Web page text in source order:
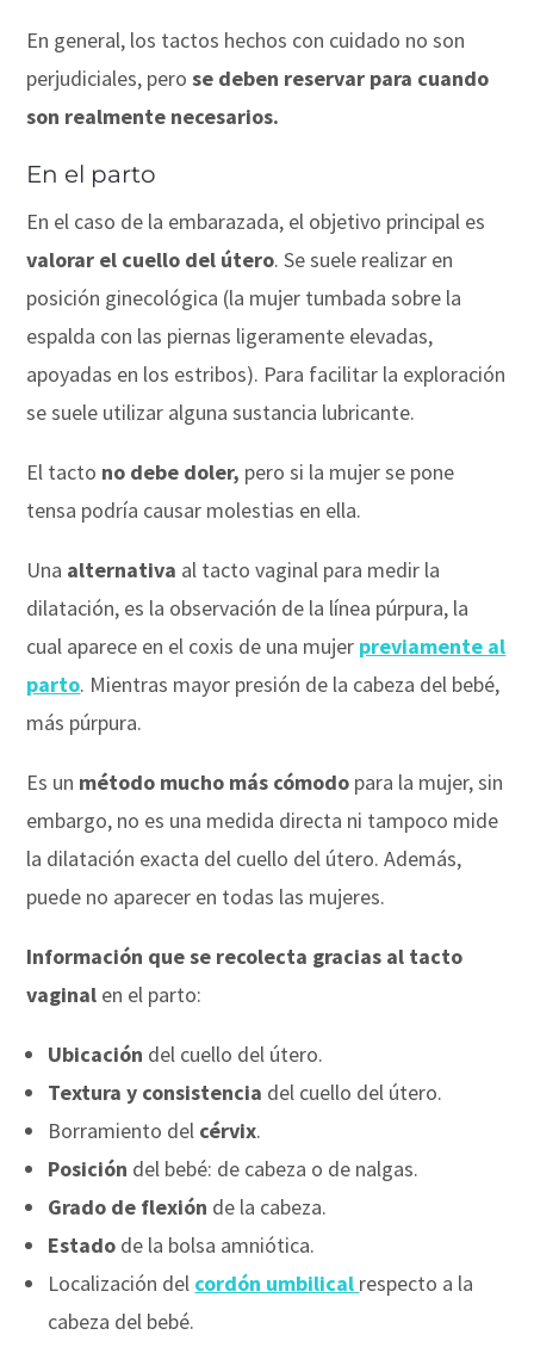
En general, los tactos hechos con cuidado no son
perjudiciales, perose deben reservar para cuando
son realmente necesarios.
En el parto
En el caso de la embarazada, el objetivo principal es
valorar el cuello del útero. Se suele realizar en
posición ginecológica (la mujer tumbada sobre la
espalda con las piernas ligeramente elevadas,
apoyadas en los estribos). Para facilitar la exploración
se suele utilizar alguna sustancia lubricante.
El tacto no debe doler, pero si la mujer se pone
tensa podría causar molestias en ella.
Una alternativa al tacto vaginal para medir la
dilatación, es la observación de la línea púrpura, la
cual aparece en el coxis de una mujer previamente al
parto. Mientras mayor presión de la cabeza del bebé,
más púrpura.
Es un método mucho más cómodo para la mujer, sin
embargo, no es una medida directa ni tampoco mide
la dilatación exacta del cuello del útero. Además,
puede no aparecer en todas las mujeres.
Información que se recolecta gracias al tacto
vaginal en el parto:
Ubicación del cuello del útero.
Textura y consistencia del cuello del útero.
Borramiento del cérvix.
Posición del bebé: de cabeza o de nalgas.
Grado de flexión de la cabeza.
Estado de la bolsa amniótica.
Localización del cordón umbilical respecto a la
cabeza del bebé.